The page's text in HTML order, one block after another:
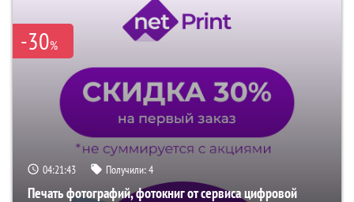
-30%
04:21:42 Получили:4
Печать фотографий, фотокниг от сервиса цифровой